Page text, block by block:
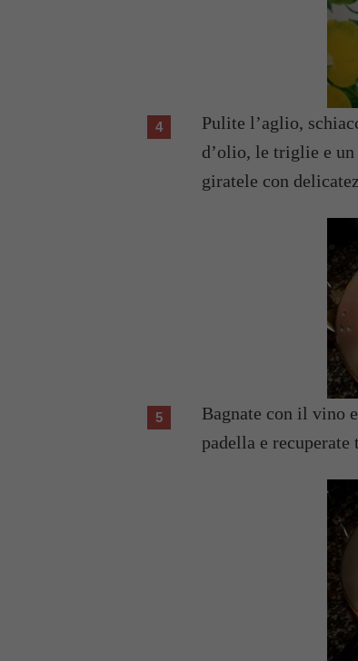
Pulite l’aglio,
d’olio, le triglie e un
giratele con
Bagnate con il vino
padella e